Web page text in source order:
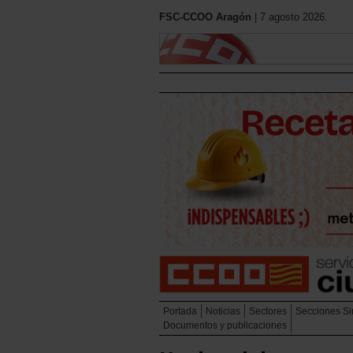
FSC-CCOO Aragón | 7 agosto 2026.
Portada Noticias Sectores Secciones
Documentos y publicaciones